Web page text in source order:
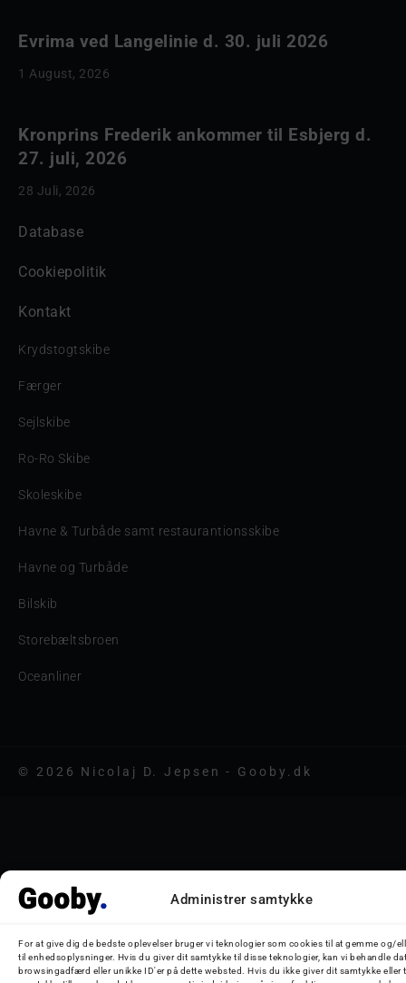
Administrer samtykke
For at give dig de bedste oplevelser bruger vi teknologier som cookies til at gemme og/
til enhedsoplysninger. Hvis du giver dit samtykke til disse teknologier, kan vi behandle
browsingadfærd eller unikke ID'er på dette websted. Hvis du ikke giver dit samtykke eller
Evrima ved Langelinie d. 30. juli 2026
1 August, 2026
Kronprins Frederik ankommer til Esbjerg d.
27. juli, 2026
28 Juli, 2026
Database
Cookiepolitik
Kontakt
Krydstogtskibe
Færger
Sejlskibe
Ro-Ro Skibe
Skoleskibe
Havne & Turbåde samt restaurantionsskibe
Havne og Turbåde
Bilskib
Storebæltsbroen
Oceanliner
© 2026 Nicolaj D. Jepsen - Gooby.dk